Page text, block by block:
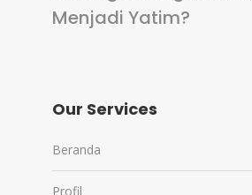
Menjadi Yatim?
Our Services
Beranda
Profil